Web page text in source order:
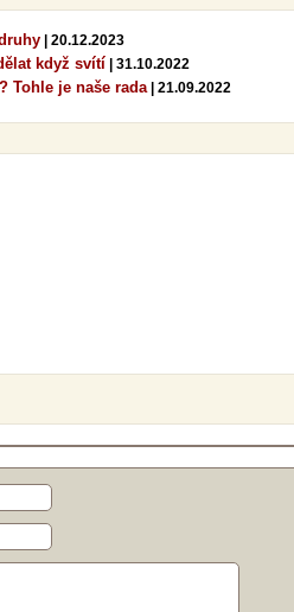
| 20.12.2023
když svítí | 31.10.2022
Tohle je naše rada| 21.09.2022